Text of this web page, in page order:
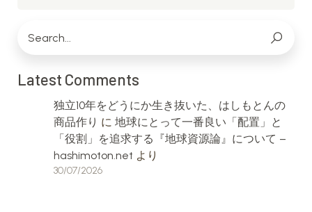
Latest Comments
独立10年をどうにか生き抜いた、はしもとんの
商品作り に 地球にとって一番良い「配置」と
「役割」を追求する『地球資源論』について –
hashimoton.net より
30/07/2026